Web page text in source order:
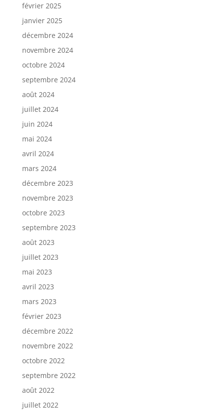
février 2025
janvier 2025
décembre 2024
novembre 2024
octobre 2024
septembre 2024
août 2024
juillet 2024
juin 2024
mai 2024
avril 2024
mars 2024
décembre 2023
novembre 2023
octobre 2023
septembre 2023
août 2023
juillet 2023
mai 2023
avril 2023
mars 2023
février 2023
décembre 2022
novembre 2022
octobre 2022
septembre 2022
août 2022
juillet 2022